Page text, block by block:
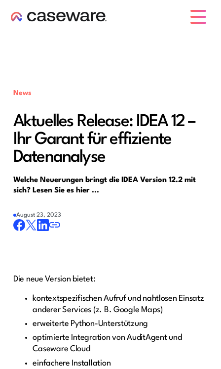
News
Aktuelles Release: IDEA 12 –
Ihr Garant für effiziente
Datenanalyse
Welche Neuerungen bringt die IDEA Version 12.2 mit
sich? Lesen Sie es hier ...
August 23, 2023
Die neue Version bietet:
kontextspezifischen Aufruf und nahtlosen Einsatz
anderer Services (z. B. Google Maps)
erweiterte Python-Unterstützung
optimierte Integration von AuditAgent und
Caseware Cloud
einfachere Installation